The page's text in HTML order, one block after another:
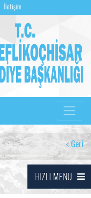
İletişim
Geri
HIZLI MENU